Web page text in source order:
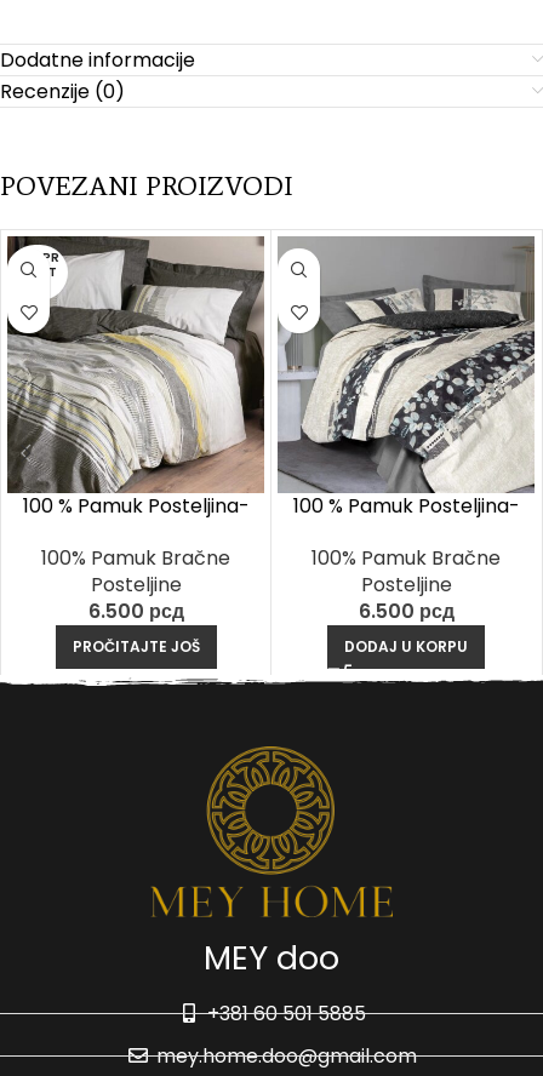
Dodatne informacije
Recenzije (0)
POVEZANI PROIZVODI
RASPR
ODAT
100 % Pamuk Posteljina-
100% Pamuk Bračne
Posteljine
6.500 рсд
PROČITAJTE JOŠ
100 % Pamuk Posteljina-
100% Pamuk Bračne
Posteljine
6.500 рсд
DODAJ U KORPU
MEY doo
+381 60 501 5885
mey.home.doo@gmail.com